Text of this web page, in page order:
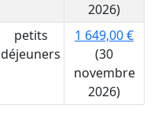
2026)
petits
déjeuners
1 649,00 €
(30
novembre
2026)